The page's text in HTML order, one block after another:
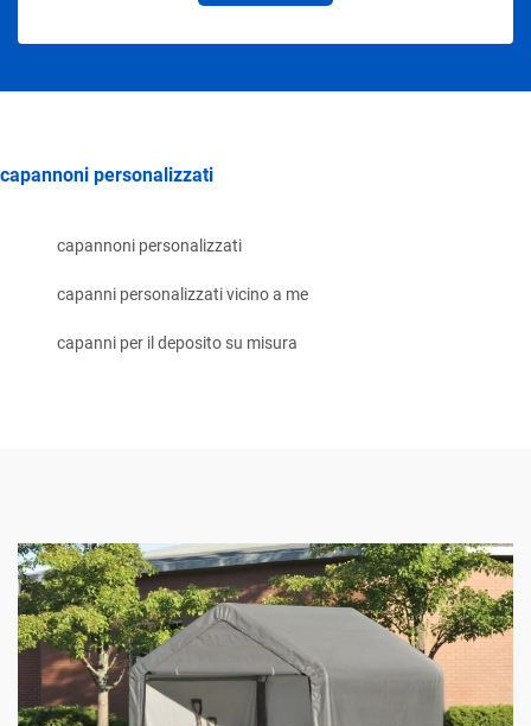
capannoni personalizzati
capannoni personalizzati
capanni personalizzati vicino a me
capanni per il deposito su misura